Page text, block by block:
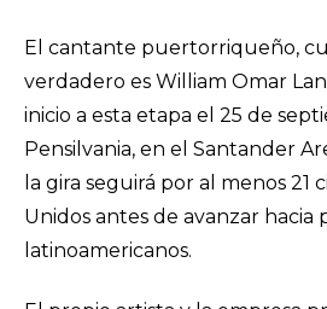
El cantante puertorriqueño,
verdadero es William Omar
inicio a esta etapa el 25 de
Pensilvania, en el Santander
la gira seguirá por al menos 21
Unidos antes de avanzar hacia
latinoamericanos.